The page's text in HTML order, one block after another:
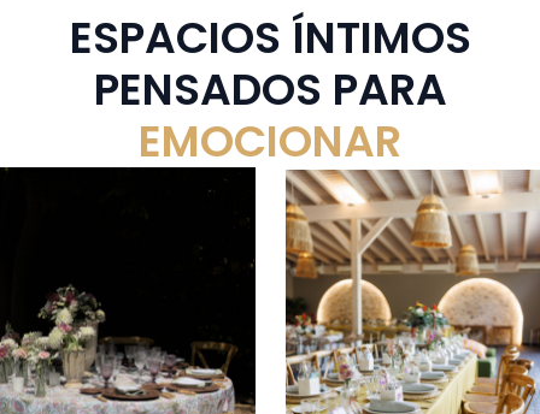
ESPACIOS ÍNTIMOS
PENSADOS PARA
EMOCIONAR